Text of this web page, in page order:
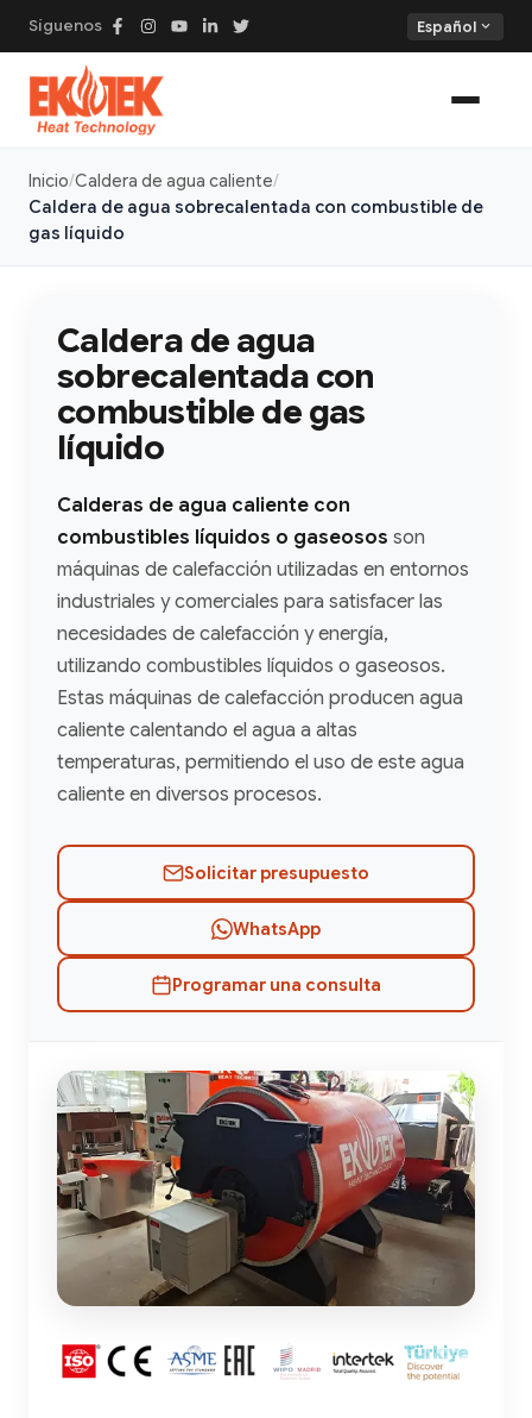
Síguenos Español expand_more
Inicio Caldera de agua caliente
Caldera de agua sobrecalentada con combustible de
gas líquido
Caldera de agua
sobrecalentada con
combustible de gas
líquido
Calderas de agua caliente con
combustibles líquidos o gaseosos son
máquinas de calefacción utilizadas en entornos
industriales y comerciales para satisfacer las
necesidades de calefacción y energía,
utilizando combustibles líquidos o gaseosos.
Estas máquinas de calefacción producen agua
caliente calentando el agua a altas
temperaturas, permitiendo el uso de este agua
caliente en diversos procesos.
Solicitar presupuesto
WhatsApp
Programar una consulta